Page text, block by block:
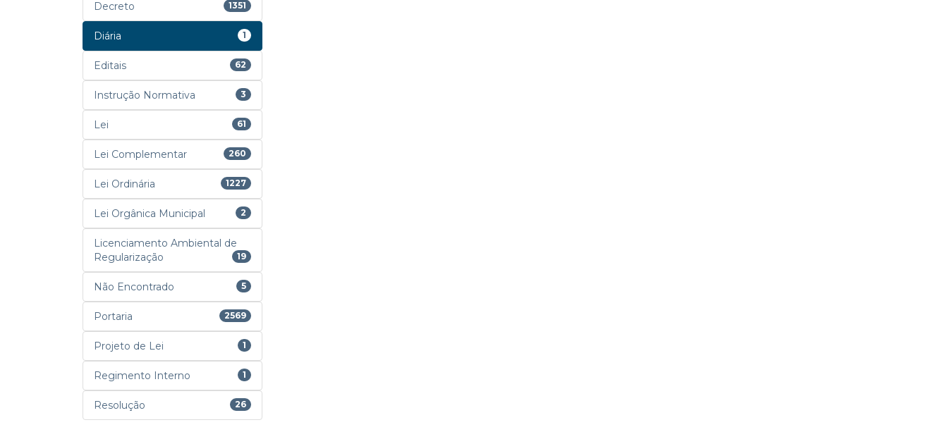
Decreto 1351
Diária 1
Editais 62
Instrução Normativa 3
Lei 61
Lei Complementar 260
Lei Ordinária 1227
Lei Orgânica Municipal 2
Licenciamento Ambiental de
Regularização
19
Não Encontrado 5
Portaria 2569
Projeto de Lei 1
Regimento Interno 1
Resolução 26